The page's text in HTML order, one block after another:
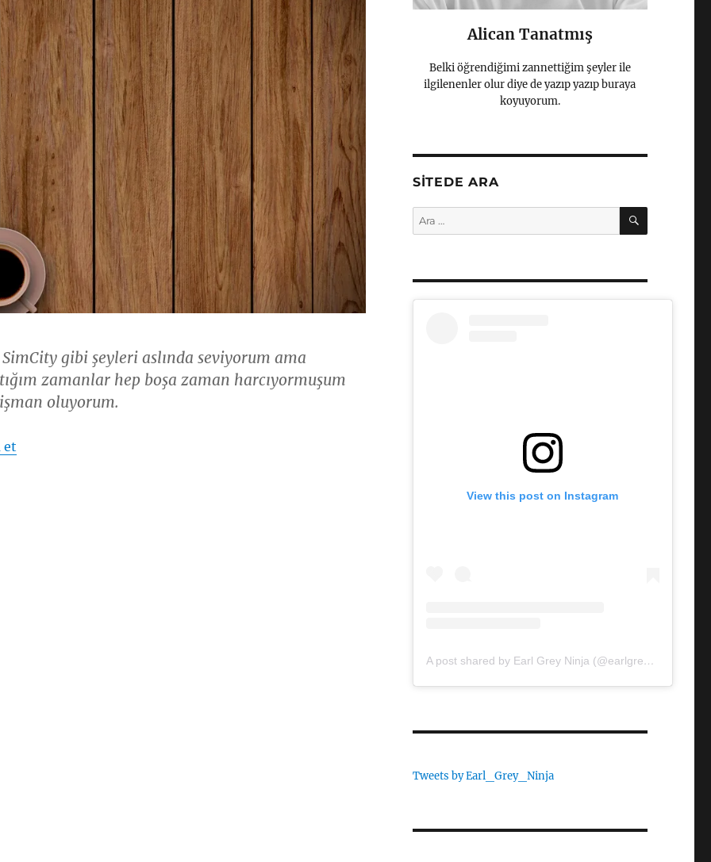
gibi şeyleri aslında seviyorum ama
zamanlar hep boşa zaman harcıyormuşum
oluyorum.
et“Günlük Parçaları – 16”
Alican Tanatmış
Belki öğrendiğimi zannettiğim şeyler ile
ilgilenenler olur diye de yazıp yazıp buraya
koyuyorum.
SITEDE ARA
Ara: ARA
View this post on Instagram
A post shared by Earl Grey Ninja (@earlgreyninja)
Tweets by Earl_Grey_Ninja